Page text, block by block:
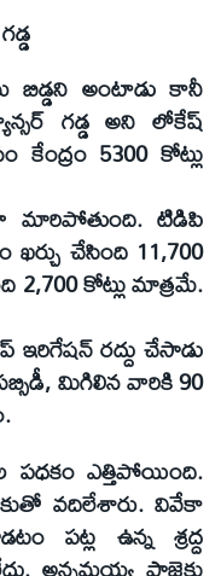
అంటాడు కానీ
గడ్డ అని లోకేష్
కేంద్రం 5300 కోట్లు
టిడిపి
ఖర్చు చేసింది 11,700
2,700 కోట్లు మాత్రమే.
రద్దు చేసాడు
మిగిలిన వారికి 90
పధకం ఎత్తిపోయింది.
వదిలేశారు. వివేకా
పట్ల ఉన్న శ్రద్ద